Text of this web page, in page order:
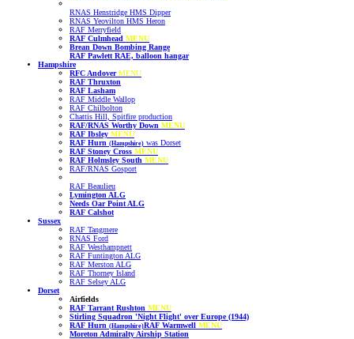
RNAS Henstridge HMS Dipper
RNAS Yeovilton HMS Heron
RAF Merryfield
RAF Culmhead MENU
Brean Down Bombing Range
RAF Pawlett RAE, balloon hangar
Hampshire
RFC Andover MENU
RAF Thruxton
RAF Lasham
RAF Middle Wallop
RAF Chilbolton
Chattis Hill, Spitfire production
RAF/RNAS Worthy Down MENU
RAF Ibsley MENU
RAF Hurn (Hampshire) was Dorset
RAF Stoney Cross MENU
RAF Holmsley South MENU
RAF/RNAS Gosport
RAF Beaulieu
Lymington ALG
Needs Oar Point ALG
RAF Calshot
Sussex
RAF Tangmere
RNAS Ford
RAF Westhampnett
RAF Funtington ALG
RAF Merston ALG
RAF Thorney Island
RAF Selsey ALG
Dorset
Airfields
RAF Tarrant Rushton MENU
Stirling Squadron 'Night Flight' over Europe (1944)
RAF Hurn (Hampshire)RAF Warmwell MENU
Moreton Admiralty Airship Station